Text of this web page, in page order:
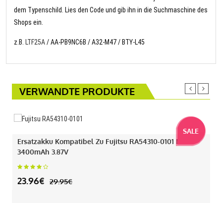
dem Typenschild. Lies den Code und gib ihn in die Suchmaschine des
Shops ein.
z.B. LTF25A/ AA-PB9NC6B / A32-M47 / BTY-L45
VERWANDTE PRODUKTE
SALE
Ersatzakku Kompatibel Zu Fujitsu RA54310-0101 Mit
3400mAh 3.87V
23.96€ 29.95€